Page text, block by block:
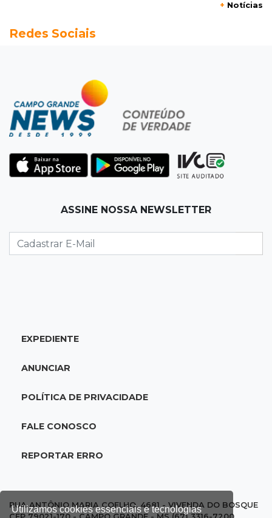
Utilizamos cookies essenciais e tecnologias
Seleções em MS têm salários de até R$ 8,2 mil;
Jardim Itatiaia
Vigia é amarrado durante roubo de carro e
dois caminhões em pátio
Corinthians vence Bragantino por 2 a 0 e sobe
para 7º no Brasileirão
Na Vila Belmiro
lugar no Brasileirão
18:33Em 2022
adolescente atropelada no Amazonas
Palmeiras e Inter ficam no 0 a 0 pela 22ª
1% da população de pets na Capital
+ Notícias
Redes Sociais
ASSINE NOSSA NEWSLETTER
EXPEDIENTE
ANUNCIAR
POLÍTICA DE PRIVACIDADE
FALE CONOSCO
REPORTAR ERRO
RUA ANTÔNIO MARIA COELHO, 4681 - VIVENDA DO BOSQUE